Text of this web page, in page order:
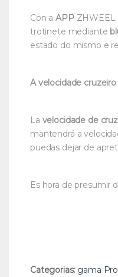
Con aAPPZHWEEL
trotinete mediante
estado do mismo e
A velocidade cruzeiro
La velocidade de
mantendrá a
puedas dejar de
Es hora de presumir
Categorias: gama Pro